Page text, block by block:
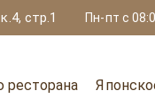
стр.1 Пн-пт с